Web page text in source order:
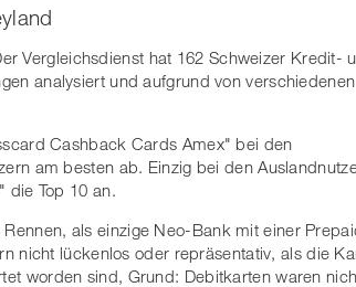
Vergleichsdienst hat 162 Schweizer Kredit-
analysiert und aufgrund von verschiedenen
Cashback Cards Amex" bei den
am besten ab. Einzig bei den
die Top 10 an.
als einzige Neo-Bank mit einer
nicht lückenlos oder repräsentativ, als die
worden sind, Grund: Debitkarten waren